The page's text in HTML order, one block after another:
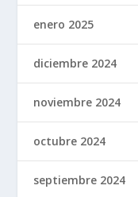
enero 2025
diciembre 2024
noviembre 2024
octubre 2024
septiembre 2024